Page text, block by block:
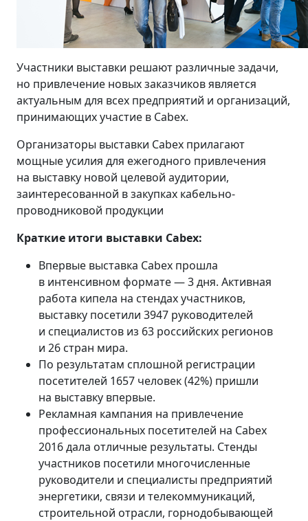
Участники выставки решают различные задачи,
но привлечение новых заказчиков является
актуальным для всех предприятий и организаций,
принимающих участие в Cabex.
Организаторы выставки Cabex прилагают
мощные усилия для ежегодного привлечения
на выставку новой целевой аудитории,
заинтересованной в закупках кабельно-
проводниковой продукции
Краткие итоги выставки Cabex:
Впервые выставка Cabex прошла
в интенсивном формате — 3 дня. Активная
работа кипела на стендах участников,
выставку посетили 3947 руководителей
и специалистов из 63 российских регионов
и 26 стран мира.
По результатам сплошной регистрации
посетителей 1657 человек (42%) пришли
на выставку впервые.
Рекламная кампания на привлечение
профессиональных посетителей на Cabex
2016 дала отличные результаты. Стенды
участников посетили многочисленные
руководители и специалисты предприятий
энергетики, связи и телекоммуникаций,
строительной отрасли, горнодобывающей